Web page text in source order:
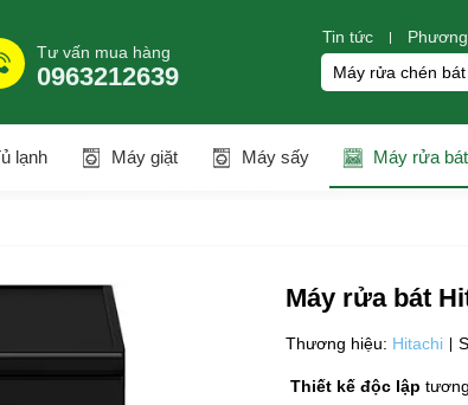
Tư vấn mua hàng
0963212639
Tin tức
lạnh Máy giặt Máy sấy Máy rửa bát
Máy rửa bát
Thương hiệu: Hitachi
Thiết kế độc lập